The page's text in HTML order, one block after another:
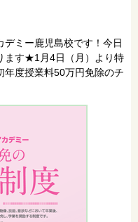
ミー鹿児島校です！今日
ます★1月4日（月）より特
年度授業料50万円免除のチ